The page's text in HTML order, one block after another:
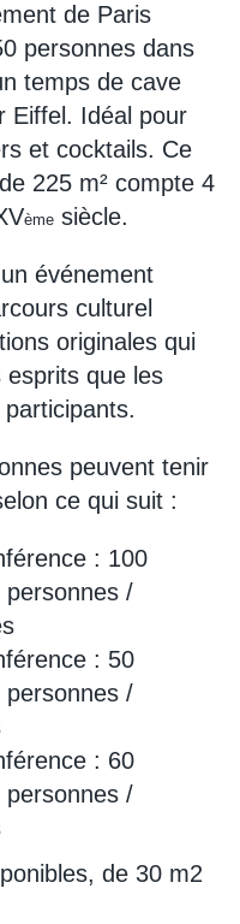
de Paris
personnes dans
temps de cave
Eiffel. Idéal pour
et cocktails. Ce
225 m² compte 4
ème siècle.
événement
culturel
originales qui
esprits que les
peuvent tenir
ce qui suit :
: 100
personnes /
: 50
personnes /
: 60
personnes /
de 30 m2